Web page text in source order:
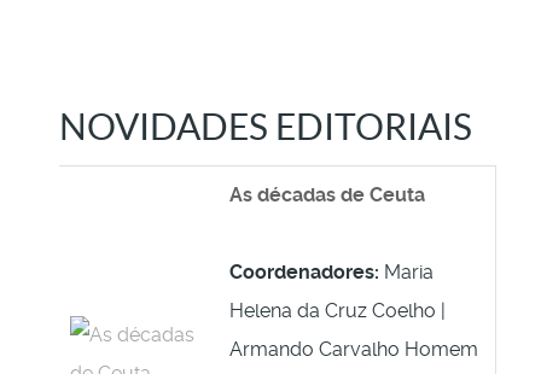
NOVIDADES EDITORIAIS
As décadas de Ceuta
Coordenadores: Maria
Helena da Cruz Coelho |
Armando Carvalho Homem